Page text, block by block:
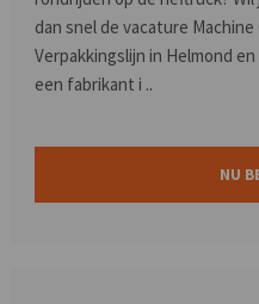
dan snel de vacature
Verpakkingslijn in Helmond
een fabrikant i ..
NU